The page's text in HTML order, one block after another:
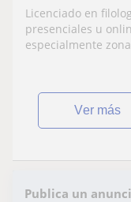
Licenciado en
presenciales u
especialmente
ver más
Publica un